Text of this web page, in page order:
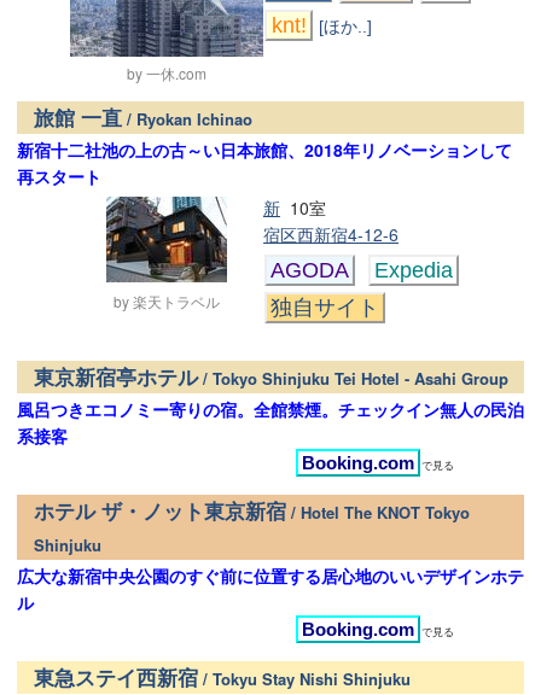
by 一休.com
knt! [ほか..]
旅館 一直 / Ryokan Ichinao
新宿十二社池の上の古～い日本旅館、2018年リノベーションして
再スタート
by 楽天トラベル
10室
新
宿区西新宿4-12-6
AGODA
Expedia
独自サイト
東京新宿亭ホテル/ Tokyo Shinjuku Tei Hotel - Asahi Group
風呂つきエコノミー寄りの宿。全館禁煙。チェックイン無人の民泊
系接客
Booking.com で見る
ホテル ザ・ノット東京新宿 / Hotel The KNOT Tokyo
Shinjuku
広大な新宿中央公園のすぐ前に位置する居心地のいいデザインホテ
ル
Booking.com で見る
東急ステイ西新宿 / Tokyu Stay Nishi Shinjuku